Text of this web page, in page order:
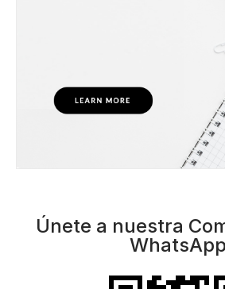
Únete a nuestra
WhatsApp